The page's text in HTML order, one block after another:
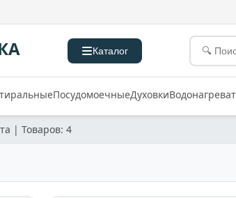
Каталог
ПосудомоечныеДуховки
| Товаров: 4